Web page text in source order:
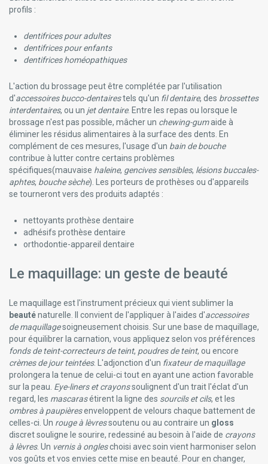
profils :
dentifrices pour adultes
dentifrices pour enfants
dentifrices homéopathiques
L'action du brossage peut être complétée par l'utilisation
d'accessoires bucco-dentairestels qu'un fil dentaire, des brossettes
interdentaires, ou un jet dentaire. Entre les repas ou lorsque le
brossage n'est pas possible, mâcher un chewing-gumaide à
éliminer les résidus alimentaires à la surface des dents. En
complément de ces mesures, l'usage d'un bain de bouche
contribue à lutter contre certains problèmes
spécifiques(mauvaise haleine, gencives sensibles, lésions buccales-
aphtes, bouche sèche). Les porteurs de prothèses ou d'appareils
se tourneront vers des produits adaptés :
nettoyants prothèse dentaire
adhésifs prothèse dentaire
orthodontie-appareil dentaire
Le maquillage: un geste de beauté
Le maquillage est l'instrument précieux qui vient sublimer la
beauténaturelle. Il convient de l'appliquer à l'aides d'accessoires
de maquillagesoigneusement choisis. Sur une base de maquillage,
pour équilibrer la carnation, vous appliquez selon vos préférences
fonds de teint-correcteurs de teint, poudres de teint, ou encore
crèmes de jour teintées. L'adjonction d'un fixateur de maquillage
prolongera la tenue de celui-ci tout en ayant une action favorable
sur la peau. Eye-liners et crayonssoulignent d'un trait l'éclat d'un
regard, les mascarasétirent la ligne des sourcils et cils, et les
ombres à paupièresenveloppent de velours chaque battement de
celles-ci. Un rouge à lèvressoutenu ou au contraire un gloss
discret souligne le sourire, redessiné au besoin à l'aide de crayons
à lèvres. Un vernis à ongleschoisi avec soin vient harmoniser selon
vos goûts et vos envies cette mise en beauté. Pour en changer,